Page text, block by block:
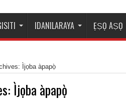
IDANILARAYA ẸṢỌ AṢỌ
Ìjọba àpapọ̀
Ìjọba àpapọ̀